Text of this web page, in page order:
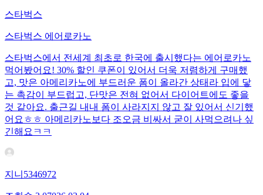
스타벅스
스타벅스 에어로카노
스타벅스에서 전세계 최초로 한국에 출시했다는 에어로카노
먹어봤어요! 30% 할인 쿠폰이 있어서 더욱 저렴하게 구매했
고, 맛은 아메리카노에 부드러운 폼이 올라간 상태라 입에 닿
는 촉감이 부드럽고, 단맛은 전혀 없어서 다이어트에도 좋을
것 같아요. 출근길 내내 폼이 사라지지 않고 잘 있어서 신기했
어요ㅎㅎ 아메리카노보다 조오금 비싸서 굳이 사먹으려나 싶
긴해요ㅋㅋ
지니5346972